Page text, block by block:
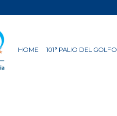
HOME 101° PALIO DEL GOLFO